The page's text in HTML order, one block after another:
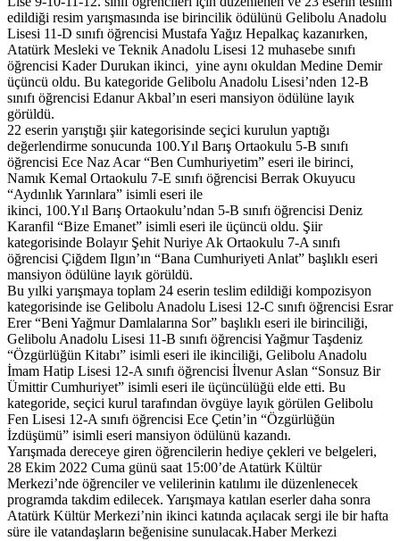
edildiği resim yarışmasında ise birincilik ödülünü Gelibolu Anadolu
Lisesi 11-D sınıfı öğrencisi Mustafa Yağız Hepalkaç kazanırken,
Atatürk Mesleki ve Teknik Anadolu Lisesi 12 muhasebe sınıfı
öğrencisi Kader Durukan ikinci, yine aynı okuldan Medine Demir
üçüncü oldu. Bu kategoride Gelibolu Anadolu Lisesi’nden 12-B
sınıfı öğrencisi Edanur Akbal’ın eseri mansiyon ödülüne layık
görüldü.
22 eserin yarıştığı şiir kategorisinde seçici kurulun yaptığı
değerlendirme sonucunda 100.Yıl Barış Ortaokulu 5-B sınıfı
öğrencisi Ece Naz Acar “Ben Cumhuriyetim” eseri ile birinci,
Namık Kemal Ortaokulu 7-E sınıfı öğrencisi Berrak Okuyucu
“Aydınlık Yarınlara” isimli eseri ile
ikinci, 100.Yıl Barış Ortaokulu’ndan 5-B sınıfı öğrencisi Deniz
Karanfil “Bize Emanet” isimli eseri ile üçüncü oldu. Şiir
kategorisinde Bolayır Şehit Nuriye Ak Ortaokulu 7-A sınıfı
öğrencisi Çiğdem Ilgın’ın “Bana Cumhuriyeti Anlat” başlıklı eseri
mansiyon ödülüne layık görüldü.
Bu yılki yarışmaya toplam 24 eserin teslim edildiği kompozisyon
kategorisinde ise Gelibolu Anadolu Lisesi 12-C sınıfı öğrencisi Esrar
Erer “Beni Yağmur Damlalarına Sor” başlıklı eseri ile birinciliği,
Gelibolu Anadolu Lisesi 11-B sınıfı öğrencisi Yağmur Taşdeniz
“Özgürlüğün Kitabı” isimli eseri ile ikinciliği, Gelibolu Anadolu
İmam Hatip Lisesi 12-A sınıfı öğrencisi İlvenur Aslan “Sonsuz Bir
Ümittir Cumhuriyet” isimli eseri ile üçüncülüğü elde etti. Bu
kategoride, seçici kurul tarafından övgüye layık görülen Gelibolu
Fen Lisesi 12-A sınıfı öğrencisi Ece Çetin’in “Özgürlüğün
İzdüşümü” isimli eseri mansiyon ödülünü kazandı.
Yarışmada dereceye giren öğrencilerin hediye çekleri ve belgeleri,
28 Ekim 2022 Cuma günü saat 15:00’de Atatürk Kültür
Merkezi’nde öğrenciler ve velilerinin katılımı ile düzenlenecek
programda takdim edilecek. Yarışmaya katılan eserler daha sonra
Atatürk Kültür Merkezi’nin ikinci katında açılacak sergi ile bir hafta
süre ile vatandaşların beğenisine sunulacak.Haber Merkezi